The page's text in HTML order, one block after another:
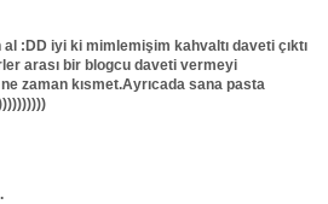
:DD iyi ki mimlemişim kahvaltı daveti çıktı
arası bir blogcu daveti vermeyi
zaman kısmet.Ayrıcada sana pasta